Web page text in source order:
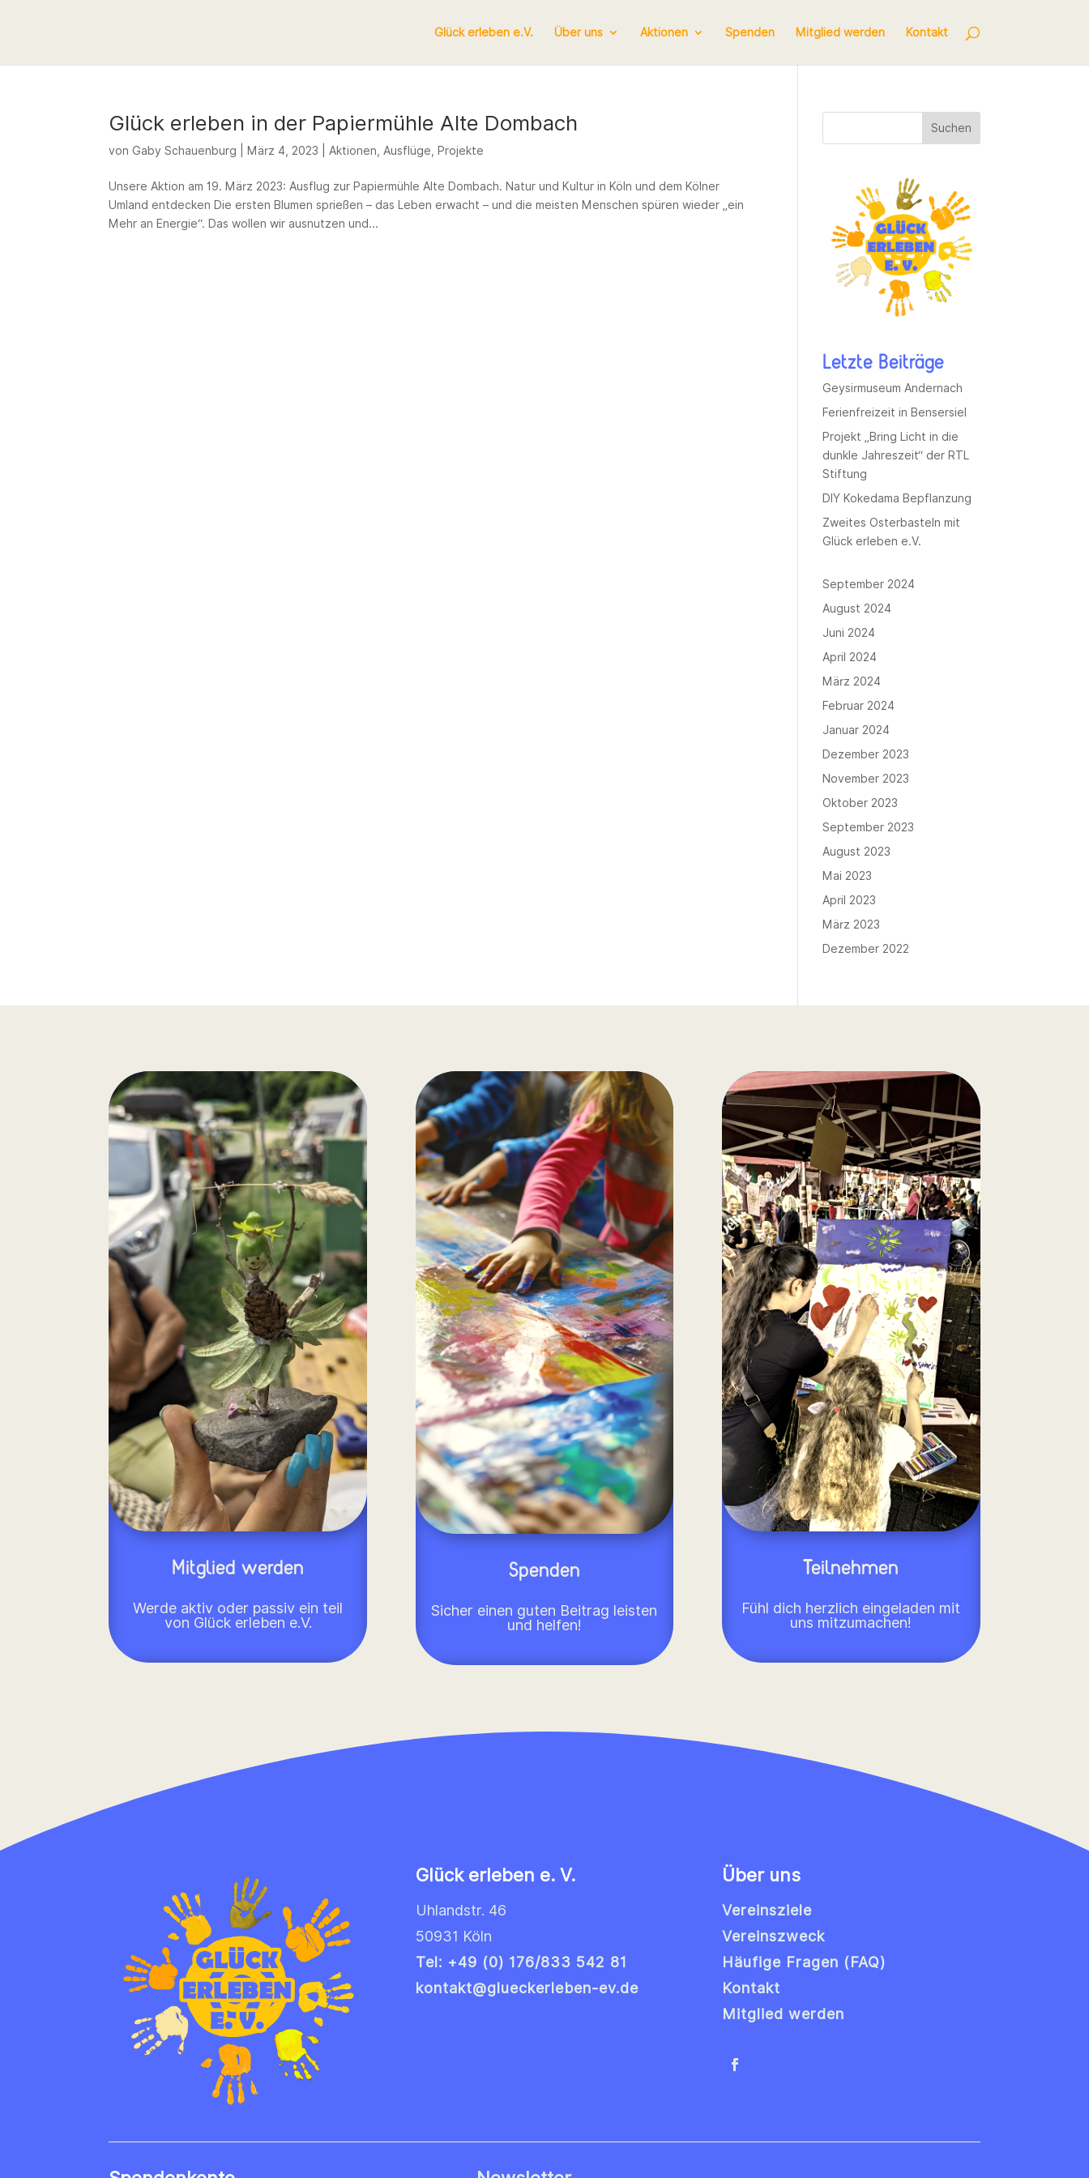
Glück erleben e.V. Über uns Aktionen Spenden Mitglied werden Kontakt
Glück erleben in der Papiermühle Alte Dombach
von Gaby Schauenburg März 4, 2023 Aktionen Ausflüge Projekte
Unsere Aktion am 19. März 2023: Ausflug zur Papiermühle Alte Dombach. Natur und Kultur in Köln und dem Kölner
Umland entdecken Die ersten Blumen sprießen – das Leben erwacht – und die meisten Menschen spüren wieder „ein
Mehr an Energie“. Das wollen wir ausnutzen und...
Suchen
Letzte Beiträge
Geysirmuseum Andernach
Ferienfreizeit in Bensersiel
Projekt „Bring Licht in die
dunkle Jahreszeit“ der RTL
Stiftung
DIY Kokedama Bepflanzung
Zweites Osterbasteln mit
Glück erleben e.V.
September 2024
August 2024
Juni 2024
April 2024
März 2024
Februar 2024
Januar 2024
Dezember 2023
November 2023
Oktober 2023
September 2023
August 2023
Mai 2023
April 2023
März 2023
Dezember 2022
Mitglied werden
Werde aktiv oder passiv ein teil
von Glück erleben e.V.
Spenden
Sicher einen guten Beitrag leisten
und helfen!
Teilnehmen
Fühl dich herzlich eingeladen mit
uns mitzumachen!
Glück erleben e. V.
Uhlandstr. 46
50931 Köln
Tel: +49 (0) 176/833 542 81
kontakt@glueckerleben-ev.de
Über uns
Vereinsziele
Vereinszweck
Häufige Fragen (FAQ)
Kontakt
Mitglied werden